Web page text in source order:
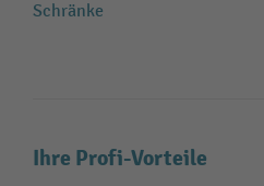
Schränke
Ihre Profi-Vorteile